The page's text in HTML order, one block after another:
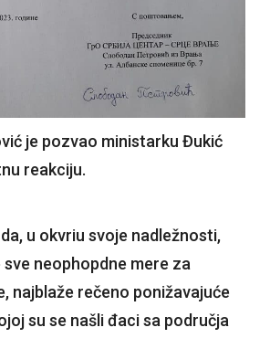
je pozvao ministarku Đukić
reakciju.
u okvriu svoje nadležnosti,
neophopdne mere za
najblaže rečeno ponižavajuće
su se našli đaci sa područja